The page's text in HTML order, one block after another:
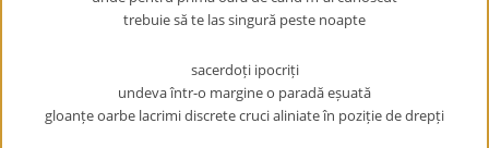
trebuie să te las singură peste noapte
sacerdoți ipocriți
undeva într-o margine o paradă eșuată
gloanțe oarbe lacrimi discrete cruci aliniate în poziție de drepți